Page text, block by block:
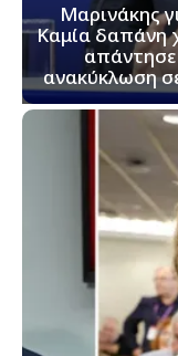
Μαρινάκης
Καμία δαπάνη
απάντησε
ανακύκλωση